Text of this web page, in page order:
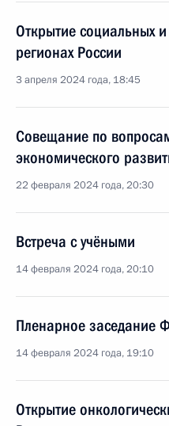
Открытие социальных
регионах России
3 апреля 2024 года, 18:45
Совещание по
экономического
22 февраля 2024 года, 20:30
Встреча с учёными
14 февраля 2024 года, 20:10
Пленарное заседание
14 февраля 2024 года, 19:10
Открытие